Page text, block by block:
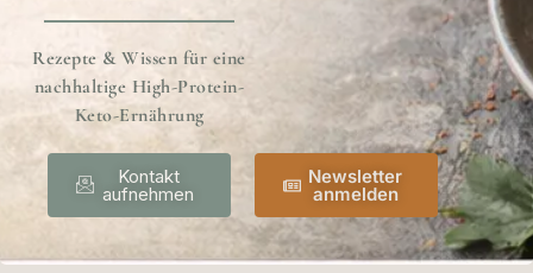
Rezepte & Wissen für eine
nachhaltige High-Protein-
Keto-Ernährung
Kontakt
aufnehmen
Newsletter
anmelden